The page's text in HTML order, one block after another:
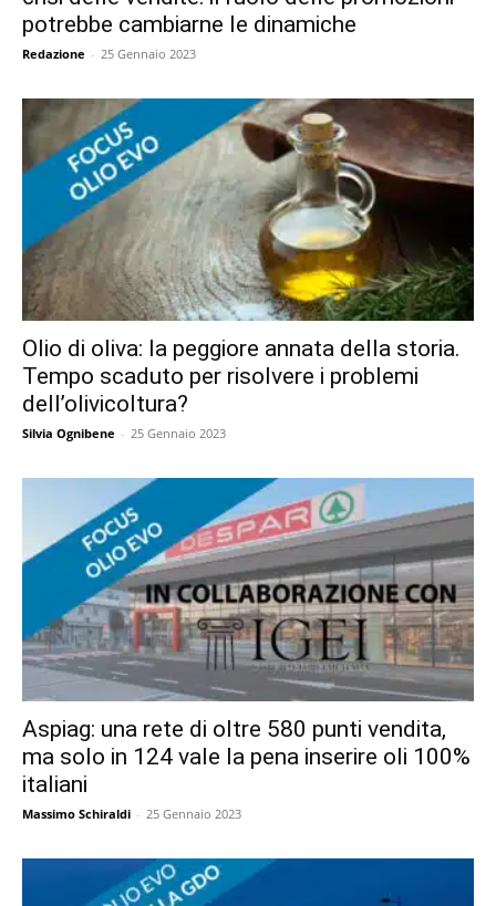
potrebbe cambiarne le dinamiche
Redazione - 25 Gennaio 2023
Olio di oliva: la peggiore annata della storia.
Tempo scaduto per risolvere i problemi
dell’olivicoltura?
Silvia Ognibene - 25 Gennaio 2023
Aspiag: una rete di oltre 580 punti vendita,
ma solo in 124 vale la pena inserire oli 100%
italiani
Massimo Schiraldi - 25 Gennaio 2023